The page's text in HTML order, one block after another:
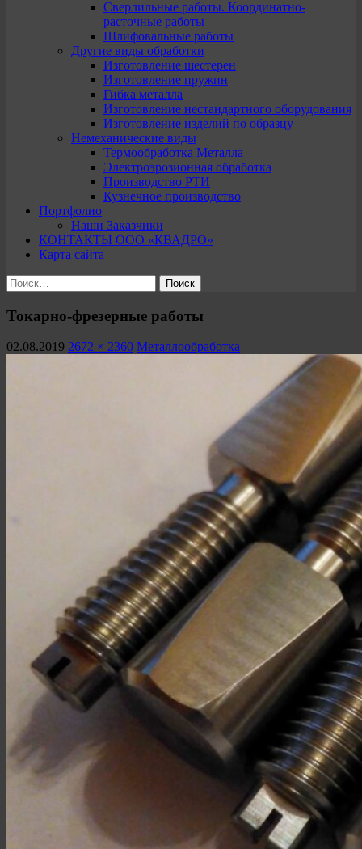
Сверлильные работы. Координатно-
расточные работы
Шлифовальные работы
Другие виды обработки
Изготовление шестерен
Изготовление пружин
Гибка металла
Изготовление нестандартного оборудования
Изготовление изделий по образцу
Немеханические виды
Термообработка Металла
Электроэрозионная обработка
Производство РТИ
Кузнечное производство
Портфолио
Наши Заказчики
КОНТАКТЫ ООО «КВАДРО»
Карта сайта
Найти:
Токарно-фрезерные работы
02.08.2019 2672 × 2360 Металлообработка